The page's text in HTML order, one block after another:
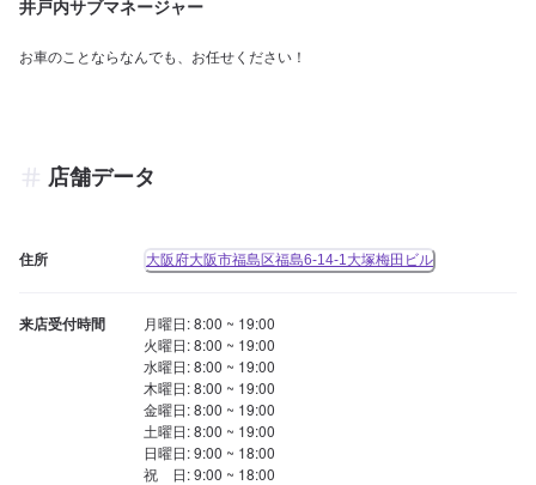
井戸内サブマネージャー
お車のことならなんでも、お任せください！
店舗データ
住所 大阪府大阪市福島区福島6-14-1大塚梅田ビル
来店受付時間
月曜日: 8:00 ~ 19:00
火曜日: 8:00 ~ 19:00
水曜日: 8:00 ~ 19:00
木曜日: 8:00 ~ 19:00
金曜日: 8:00 ~ 19:00
土曜日: 8:00 ~ 19:00
日曜日: 9:00 ~ 18:00
祝　日: 9:00 ~ 18:00